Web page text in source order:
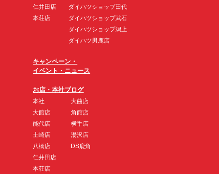
仁井田店
本荘店
ダイハツショップ田代
ダイハツショップ武石
ダイハツショップ潟上
ダイハツ男鹿店
キャンペーン・
イベント・ニュース
お店・本社ブログ
本社
大館店
能代店
土崎店
八橋店
仁井田店
本荘店
大曲店
角館店
横手店
湯沢店
DS鹿角